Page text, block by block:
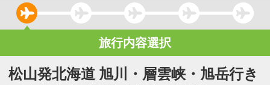
旅行内容選択
松山発北海道 旭川・層雲峡・旭岳行き